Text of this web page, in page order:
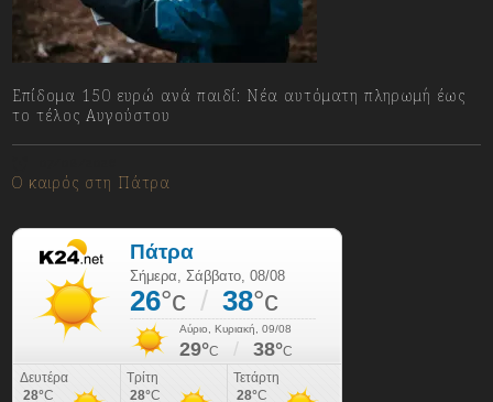
Επίδομα 150 ευρώ ανά παιδί: Νέα αυτόματη πληρωμή έως
το τέλος Αυγούστου
Ο καιρός στη Πάτρα